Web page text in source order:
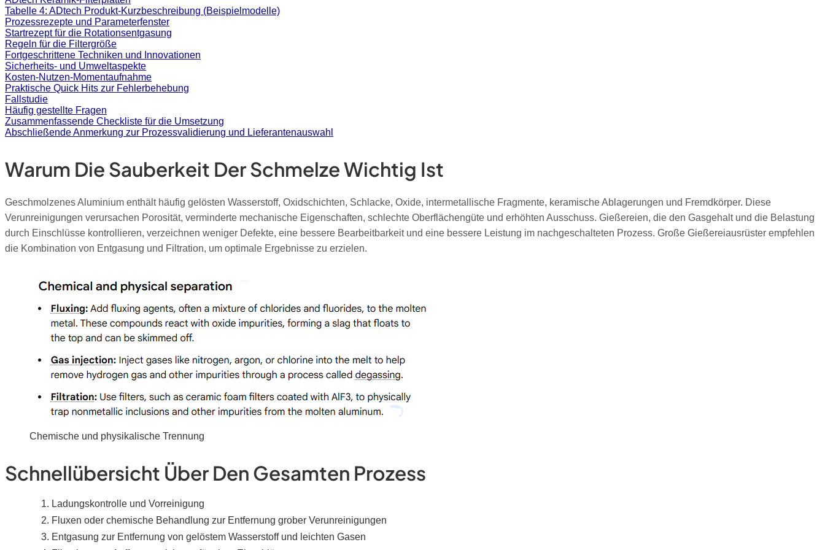
Tabelle 4: ADtech Produkt-Kurzbeschreibung (Beispielmodelle)
Prozessrezepte und Parameterfenster
Startrezept für die Rotationsentgasung
Regeln für die Filtergröße
Fortgeschrittene Techniken und Innovationen
Sicherheits- und Umweltaspekte
Kosten-Nutzen-Momentaufnahme
Praktische Quick Hits zur Fehlerbehebung
Fallstudie
Häufig gestellte Fragen
Zusammenfassende Checkliste für die Umsetzung
Abschließende Anmerkung zur Prozessvalidierung und Lieferantenauswahl
Warum Die Sauberkeit Der Schmelze Wichtig Ist
Geschmolzenes Aluminium enthält häufig gelösten Wasserstoff, Oxidschichten, Schlacke, Oxide, intermetallische Fragmente, keramische Ablagerungen und Fremdkörper. Diese
Verunreinigungen verursachen Porosität, verminderte mechanische Eigenschaften, schlechte Oberflächengüte und erhöhten Ausschuss. Gießereien, die den Gasgehalt und die Belastung
durch Einschlüsse kontrollieren, verzeichnen weniger Defekte, eine bessere Bearbeitbarkeit und eine bessere Leistung im nachgeschalteten Prozess. Große Gießereiausrüster empfehlen
die Kombination von Entgasung und Filtration, um optimale Ergebnisse zu erzielen.
Chemische und physikalische Trennung
Schnellübersicht Über Den Gesamten Prozess
Ladungskontrolle und Vorreinigung
Fluxen oder chemische Behandlung zur Entfernung grober Verunreinigungen
Entgasung zur Entfernung von gelöstem Wasserstoff und leichten Gasen